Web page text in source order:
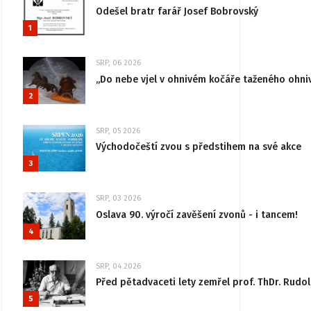
1
Odešel bratr farář Josef Bobrovský
2
SRP, 06 2026
„Do nebe vjel v ohnivém kočáře taženého
3
SRP, 05 2026
Východočeští zvou s předstihem na své akce
4
SRP, 03 2026
Oslava 90. výročí zavěšení zvonů - i tancem!
5
SRP, 04 2026
Před pětadvaceti lety zemřel prof. ThDr.